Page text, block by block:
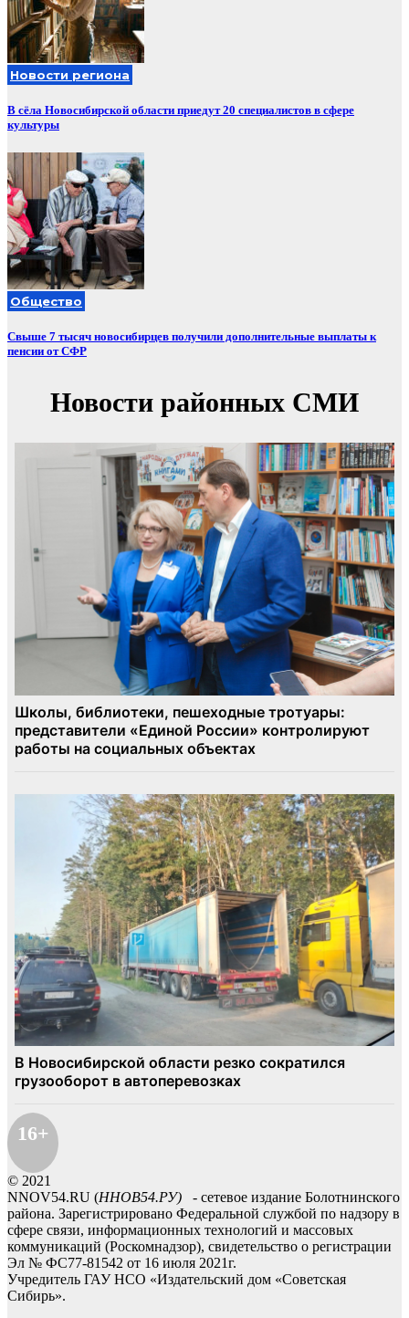
Новости региона
В сёла Новосибирской области приедут 20 специалистов в сфере
культуры
Общество
Свыше 7 тысяч новосибирцев получили дополнительные выплаты к
пенсии от СФР
16+
© 2021
NNOV54.RU (ННОВ54.РУ) - сетевое издание Болотнинского
района. Зарегистрировано Федеральной службой по надзору в
сфере связи, информационных технологий и массовых
коммуникаций (Роскомнадзор), свидетельство о регистрации
Эл № ФС77-81542 от 16 июля 2021г.
Учредитель ГАУ НСО «Издательский дом «Советская
Сибирь».